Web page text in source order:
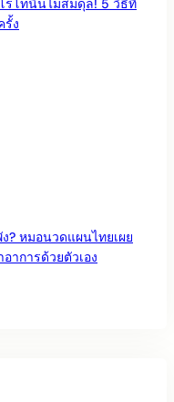
รโทนินไม่สมดุล! 5 วิธีที่
ง
? หมอนวดแผนไทยเผย
าการด้วยตัวเอง